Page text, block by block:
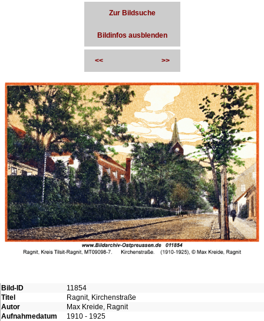
Zur Bildsuche
Bildinfos ausblenden
<< >>
Bild-ID
11854
Titel
Ragnit, Kirchenstraße
Autor
Max Kreide, Ragnit
Aufnahmedatum
1910 - 1925